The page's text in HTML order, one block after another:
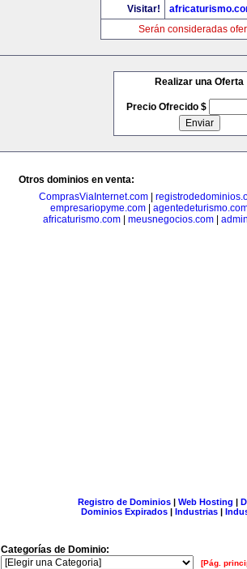
Visitar!
Serán consideradas
Realizar una Oferta
Precio Ofrecido $
Otros dominios en venta:
ComprasViaInternet.com
empresariopyme.com|
africaturismo.com
meusnegocios.com
Registro de Dominios| Web Hosting |
Dominios Expirados | Industrias |
Categorías de Dominio:
[Pág.